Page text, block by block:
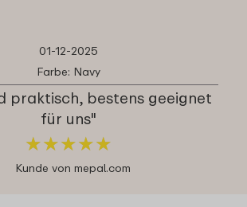
01-12-2025
Farbe: Navy
praktisch, bestens geeignet
für uns"
★★★★★
★★★★★
Kunde von mepal.com